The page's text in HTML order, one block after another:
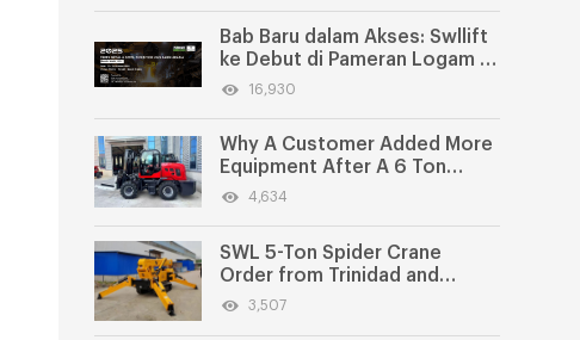
Bab Baru dalam Akses: Swllift
ke Debut di Pameran Logam &
Keluli Arab Saudi 2025
16,930
Why A Customer Added More
Equipment After A 6 Ton
Rough Terrain Forklift
4,634
SWL 5-Ton Spider Crane
Order from Trinidad and
Tobago
3,507